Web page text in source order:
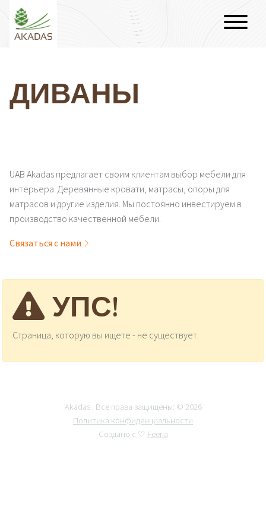
ДИВАНЫ
UAB Akadas предлагает своим клиентам выбор мебели для
интерьера. Деревянные кровати, матрасы, опоры для
матрасов и другие изделия. Мы постоянно инвестируем в
производство качественной мебели.
Связаться с нами
УПС!
Страница, которую вы ищете - не существует.
Akadas . Все права защищены: © 2026
Политика конфиденциальности
Создано с ♡ Feeria